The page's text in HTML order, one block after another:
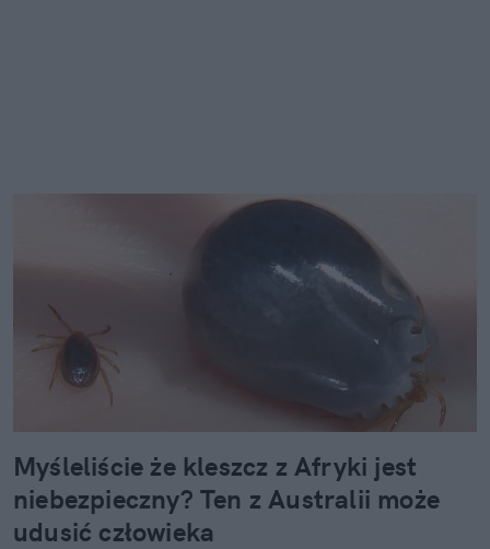
Myśleliście że kleszcz z Afryki jest
niebezpieczny? Ten z Australii może
udusić człowieka